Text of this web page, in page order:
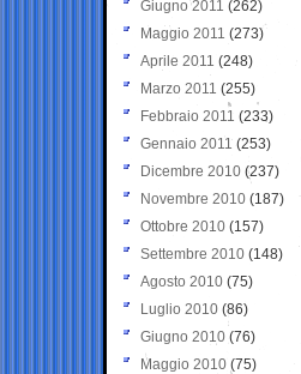
Giugno 2011 (262)
Maggio 2011 (273)
Aprile 2011 (248)
Marzo 2011 (255)
Febbraio 2011 (233)
Gennaio 2011 (253)
Dicembre 2010 (237)
Novembre 2010 (187)
Ottobre 2010 (157)
Settembre 2010 (148)
Agosto 2010 (75)
Luglio 2010 (86)
Giugno 2010 (76)
Maggio 2010 (75)